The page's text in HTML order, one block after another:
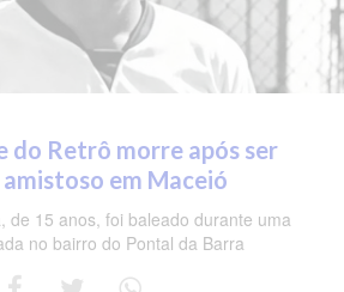
do Retrô morre após ser
em Maceió
de 15 anos, foi baleado durante uma
no bairro do Pontal da Barra